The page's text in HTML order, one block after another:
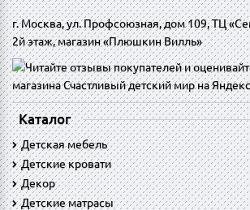
г. Москва, ул. Профсоюзная, дом 109, ТЦ
2й этаж, магазин «Плюшкин Вилль»
Каталог
Детская мебель
Детские кровати
Декор
Детские матрасы